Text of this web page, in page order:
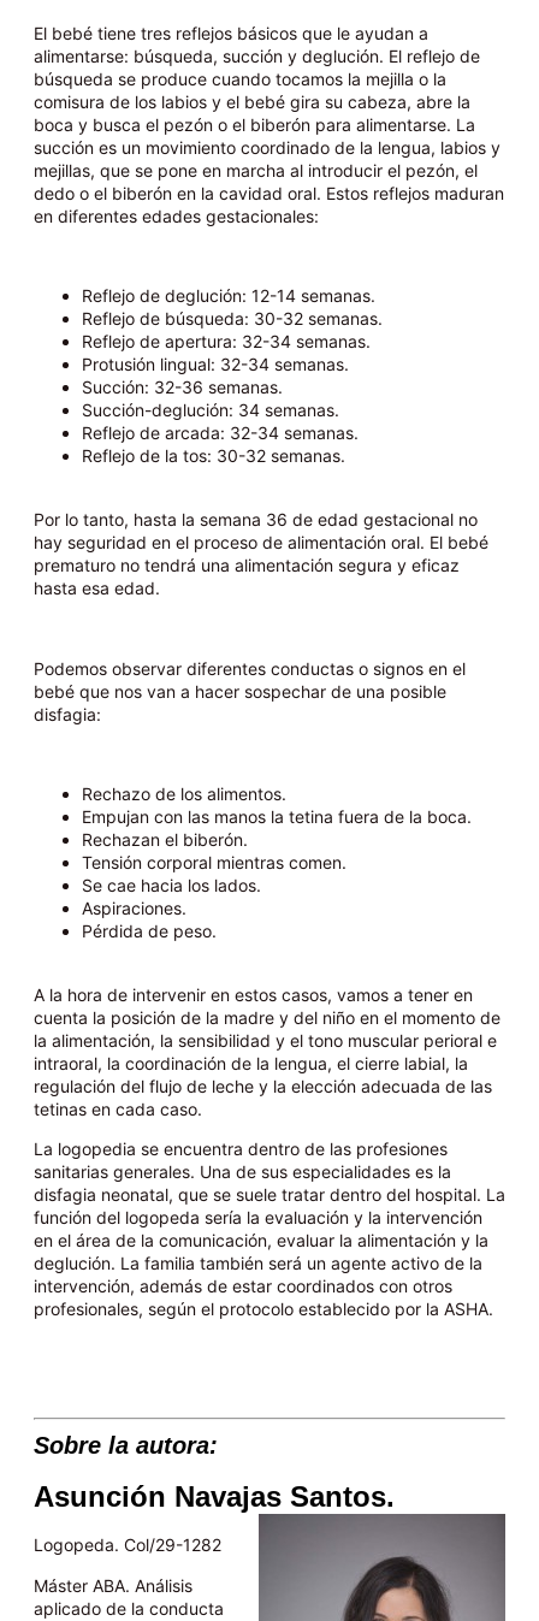
El bebé tiene tres reflejos básicos que le ayudan a
alimentarse: búsqueda, succión y deglución. El reflejo de
búsqueda se produce cuando tocamos la mejilla o la
comisura de los labios y el bebé gira su cabeza, abre la
boca y busca el pezón o el biberón para alimentarse. La
succión es un movimiento coordinado de la lengua, labios y
mejillas, que se pone en marcha al introducir el pezón, el
dedo o el biberón en la cavidad oral. Estos reflejos maduran
en diferentes edades gestacionales:
Reflejo de deglución: 12-14 semanas.
Reflejo de búsqueda: 30-32 semanas.
Reflejo de apertura: 32-34 semanas.
Protusión lingual: 32-34 semanas.
Succión: 32-36 semanas.
Succión-deglución: 34 semanas.
Reflejo de arcada: 32-34 semanas.
Reflejo de la tos: 30-32 semanas.
Por lo tanto, hasta la semana 36 de edad gestacional no
hay seguridad en el proceso de alimentación oral. El bebé
prematuro no tendrá una alimentación segura y eficaz
hasta esa edad.
Podemos observar diferentes conductas o signos en el
bebé que nos van a hacer sospechar de una posible
disfagia:
Rechazo de los alimentos.
Empujan con las manos la tetina fuera de la boca.
Rechazan el biberón.
Tensión corporal mientras comen.
Se cae hacia los lados.
Aspiraciones.
Pérdida de peso.
A la hora de intervenir en estos casos, vamos a tener en
cuenta la posición de la madre y del niño en el momento de
la alimentación, la sensibilidad y el tono muscular perioral e
intraoral, la coordinación de la lengua, el cierre labial, la
regulación del flujo de leche y la elección adecuada de las
tetinas en cada caso.
La logopedia se encuentra dentro de las profesiones
sanitarias generales. Una de sus especialidades es la
disfagia neonatal, que se suele tratar dentro del hospital. La
función del logopeda sería la evaluación y la intervención
en el área de la comunicación, evaluar la alimentación y la
deglución. La familia también será un agente activo de la
intervención, además de estar coordinados con otros
profesionales, según el protocolo establecido por la ASHA.
Sobre la autora:
Asunción Navajas Santos.
Logopeda. Col/29-1282
Máster ABA. Análisis
aplicado de la conducta